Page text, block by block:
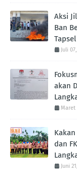
Aksi
Ban
Tapsel
Juli
akan
Maret
dan
Juni